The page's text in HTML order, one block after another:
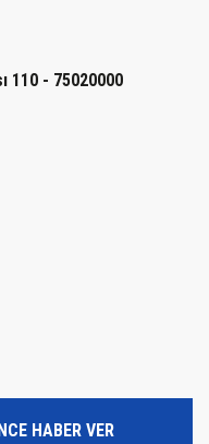
110 - 75020000
HABER VER